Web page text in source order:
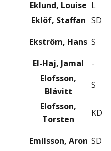
Eklund, Louise L
Eklöf, Staffan SD
Ekström, Hans S
El-Haj, Jamal
-
Elofsson,
Blåvitt
S
Elofsson,
Torsten
KD
Emilsson, Aron SD